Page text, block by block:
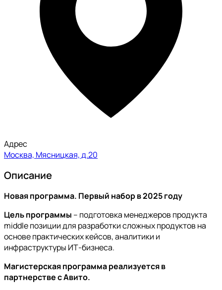
Адрес
Москва, Мясницкая, д.20
Описание
Новая программа. Первый набор в 2025 году
Цель программы – подготовка менеджеров продукта
middle позиции для разработки сложных продуктов на
основе практических кейсов, аналитики и
инфраструктуры ИТ-бизнеса.
Магистерская программа реализуется в
партнерстве с Авито.